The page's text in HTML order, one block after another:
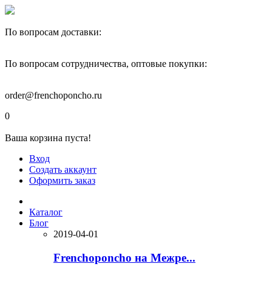
По вопросам доставки:
По вопросам сотрудничества, оптовые покупки:
order@frenchoponcho.ru
0
Ваша корзина пуста!
Вход
Создать аккаунт
Оформить заказ
Каталог
Блог
2019-04-01
Frenchoponcho на Межре...